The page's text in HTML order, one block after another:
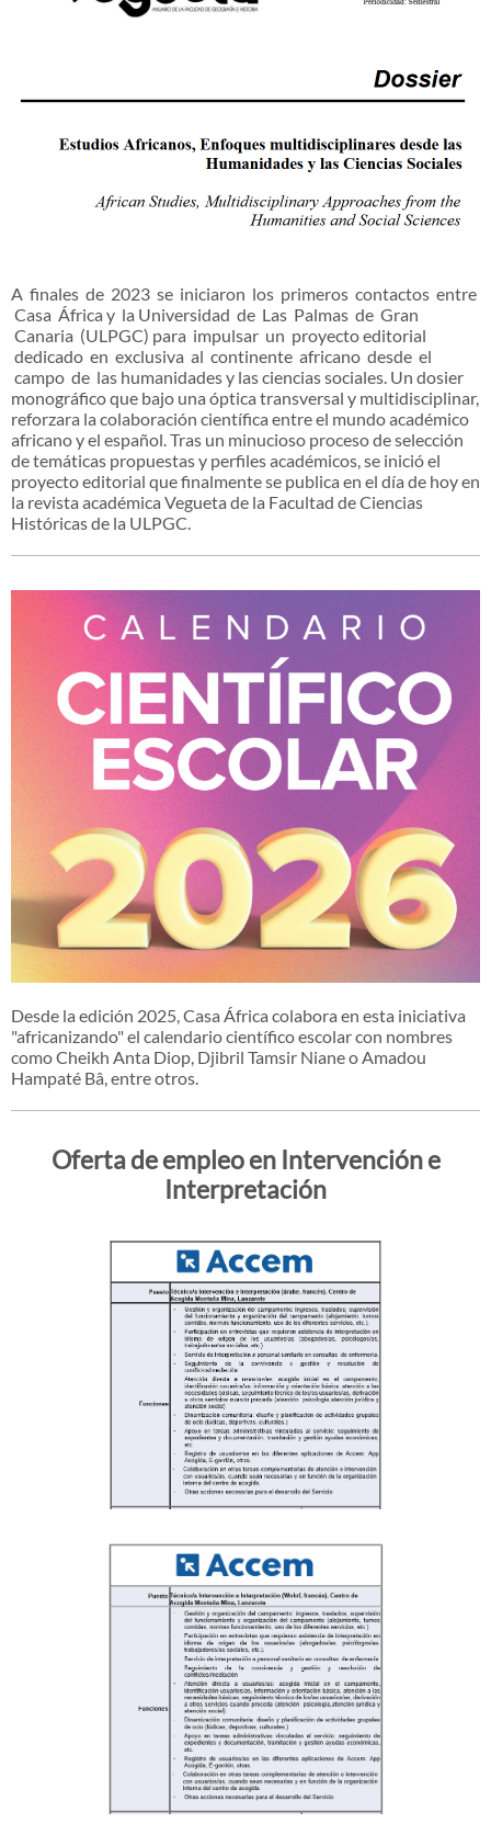
A finales de 2023 se iniciaron los primeros contactos entre
Casa África y la Universidad de Las Palmas de Gran
Canaria (ULPGC) para impulsar un proyecto editorial
dedicado en exclusiva al continente africano desde el
campo de las humanidades y las ciencias sociales. Un dosier
monográfico que bajo una óptica transversal y multidisciplinar,
reforzara la colaboración científica entre el mundo académico
africano y el español. Tras un minucioso proceso de selección
de temáticas propuestas y perfiles académicos, se inició el
proyecto editorial que finalmente se publica en el día de hoy en
la revista académica Vegueta de la Facultad de Ciencias
Históricas de la ULPGC.
Desde la edición 2025, Casa África colabora en esta iniciativa
"africanizando" el calendario científico escolar con nombres
como Cheikh Anta Diop, Djibril Tamsir Niane o Amadou
Hampaté Bâ, entre otros.
Oferta de empleo en Intervención e
Interpretación